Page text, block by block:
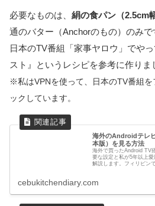
必要なものは、 絹の食パン（2.5cm
通のバター（Anchorのもの）のみで
日本のTV番組「家事ヤロウ」でや
スト』というレシピを参考に作りま
※私はVPNを使って、日本のTV番組を
ックしています。
海外のAndroidテレ
本版）を見る方法
海外で買ったAndroid TV
要な設定と私が5年以上
解説します。フィリピン
cebukitchendiary.com